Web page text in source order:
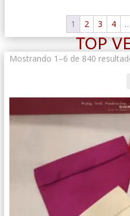
1 2 3 4 …
TOP
Mostrando 1–6 de 840